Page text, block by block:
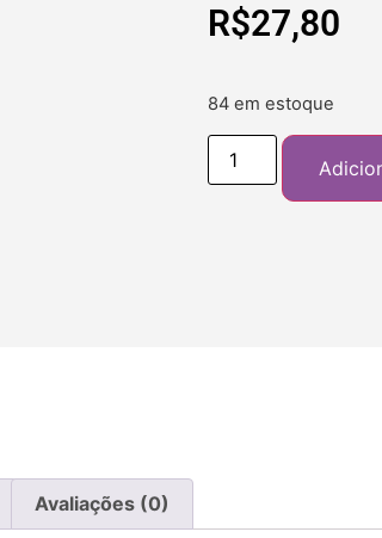
R$27,80
84 em estoque
Avaliações (0)